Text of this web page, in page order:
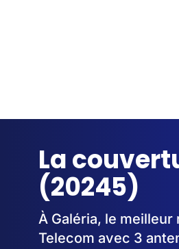
La
(20245)
À Galéria, le
Telecom avec 3